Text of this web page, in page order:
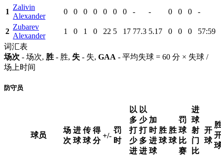
1
Zalivin
Alexander
0 0 0 0 0 0 0 - - 0 0 0 -
2
Zubarev
Alexander
1 0 1 0 22 5 17 77.3 5.17 0 0 0
57:59
词汇表
场次 - 场次, 胜 - 胜, 失 - 失, GAA - 平均失球 = 60 分 × 失球 /
场上时间
防守员
球员
场
次
进
球
传
球
得
分
+/-
罚
时
以
多
打
少
进
以
少
打
多
进
加
时
进
球
胜
球
胜
球
罚
球
比
赛
进
球
射
门
比
开
球